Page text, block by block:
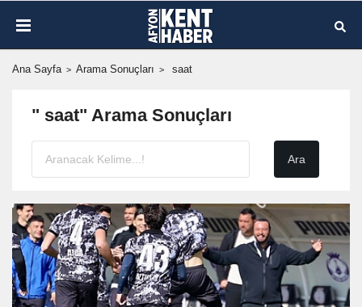
Ana Sayfa Arama Sonuçları saat
" saat" Arama Sonuçları